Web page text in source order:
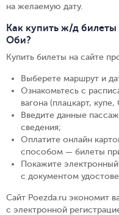
на желаемую дату.
Как купить ж/д
Оби?
Купить билеты на сайте
Выберете маршрут и
Ознакомьтесь с
вагона (плацкарт,
Введите данные
сведения;
Оплатите онлайн
способом — билеты
Покажите
с документом
Сайт Poezda.ru экономит
с электронной